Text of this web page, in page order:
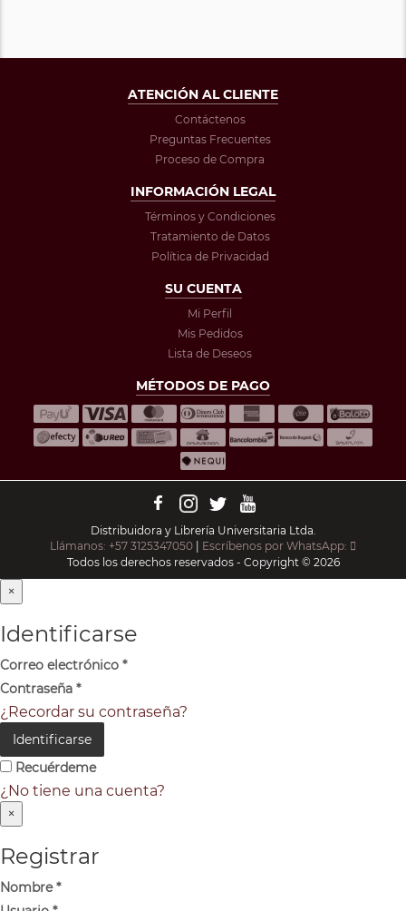
ATENCIÓN AL CLIENTE
Contáctenos
Preguntas Frecuentes
Proceso de Compra
INFORMACIÓN LEGAL
Términos y Condiciones
Tratamiento de Datos
Política de Privacidad
SU CUENTA
Mi Perfil
Mis Pedidos
Lista de Deseos
MÉTODOS DE PAGO
Distribuidora y Librería Universitaria Ltda.
Llámanos: +57 3125347050
Escríbenos por WhatsApp:
Todos los derechos reservados - Copyright © 2026
×
Identificarse
Correo electrónico *
Contraseña *
¿Recordar su contraseña?
Identificarse
Recuérdeme
¿No tiene una cuenta?
×
Registrar
Nombre*